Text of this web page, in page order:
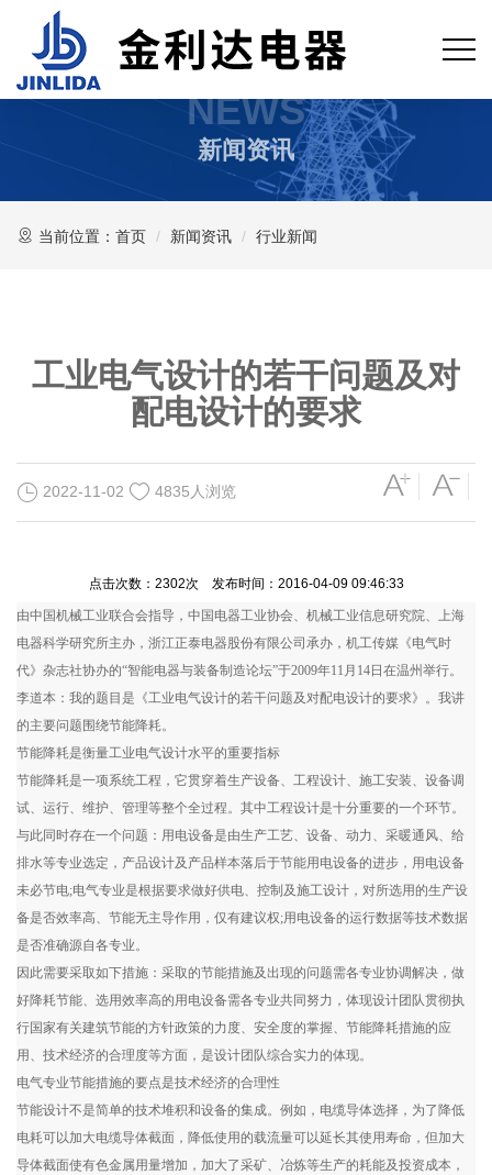
新闻资讯
NEWS
当前位置： 首页 新闻资讯 行业新闻
工业电气设计的若干问题及对
配电设计的要求
2022-11-02 4835人浏览
点击次数：2302次 发布时间：2016-04-09 09:46:33
由中国机械工业联合会指导，中国电器工业协会、机械工业信息研究院、上海
电器科学研究所主办，浙江正泰电器股份有限公司承办，机工传媒《电气时
代》杂志社协办的“智能电器与装备制造论坛”于2009年11月14日在温州举行。
李道本：我的题目是《工业电气设计的若干问题及对配电设计的要求》。我讲
的主要问题围绕节能降耗。
节能降耗是衡量工业电气设计水平的重要指标
节能降耗是一项系统工程，它贯穿着生产设备、工程设计、施工安装、设备调
试、运行、维护、管理等整个全过程。其中工程设计是十分重要的一个环节。
与此同时存在一个问题：用电设备是由生产工艺、设备、动力、采暖通风、给
排水等专业选定，产品设计及产品样本落后于节能用电设备的进步，用电设备
未必节电;电气专业是根据要求做好供电、控制及施工设计，对所选用的生产设
备是否效率高、节能无主导作用，仅有建议权;用电设备的运行数据等技术数据
是否准确源自各专业。
因此需要采取如下措施：采取的节能措施及出现的问题需各专业协调解决，做
好降耗节能、选用效率高的用电设备需各专业共同努力，体现设计团队贯彻执
行国家有关建筑节能的方针政策的力度、安全度的掌握、节能降耗措施的应
用、技术经济的合理度等方面，是设计团队综合实力的体现。
电气专业节能措施的要点是技术经济的合理性
节能设计不是简单的技术堆积和设备的集成。例如，电缆导体选择，为了降低
电耗可以加大电缆导体截面，降低使用的载流量可以延长其使用寿命，但加大
导体截面使有色金属用量增加，加大了采矿、冶炼等生产的耗能及投资成本，